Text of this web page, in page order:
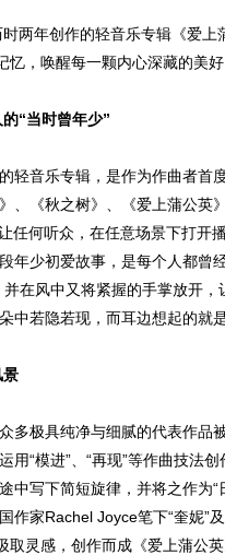
年创作的轻音乐专辑《爱上
忆，唤醒每一颗内心深藏的美好
“当时曾年少”
音乐专辑，是作为作曲者首
、《秋之树》、《爱上蒲公英
任何听众，在任意场景下打开
年少初爱故事，是每个人都曾
在风中又将紧握的手掌放开
中若隐若现，而耳边想起的就
景
极具纯净与细腻的代表作品被
“模进”、“再现”等作曲技法
中写下简短旋律，并将之作为“
作家Rachel Joyce笔下“奎妮”
取灵感，创作而成《爱上蒲公